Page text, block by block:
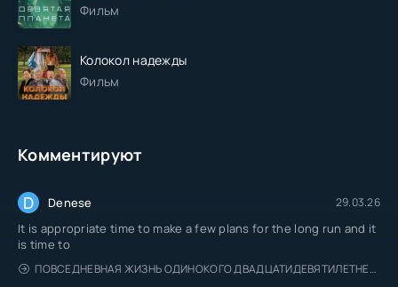
Фильм
Колокол надежды
Фильм
Комментируют
D Denese 29.03.26
It is appropriate time to make a few plans for the long run and it
is time to
ПОВСЕДНЕВНАЯ ЖИЗНЬ ОДИНОКОГО ДВАДЦАТИДЕВЯТИЛЕТНЕГО АВАНТЮРИСТА